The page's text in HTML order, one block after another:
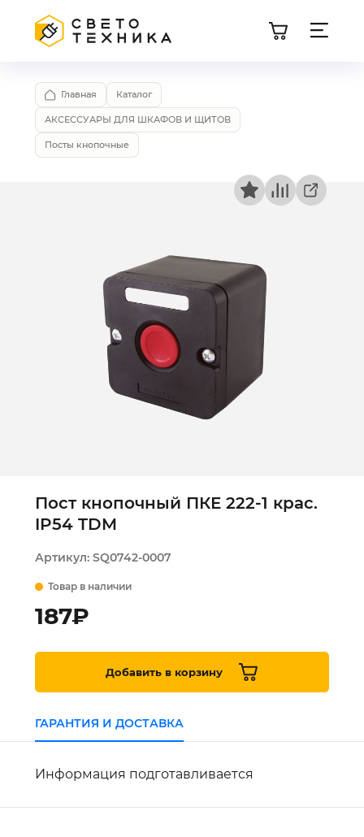
Главная Каталог
АКСЕССУАРЫ ДЛЯ ШКАФОВ И ЩИТОВ
Посты кнопочные
Пост кнопочный ПКЕ 222-1 крас.
IP54 TDM
Артикул: SQ0742-0007
Товар в наличии
187₽
Добавить в корзину
ГАРАНТИЯ И ДОСТАВКА
Информация подготавливается